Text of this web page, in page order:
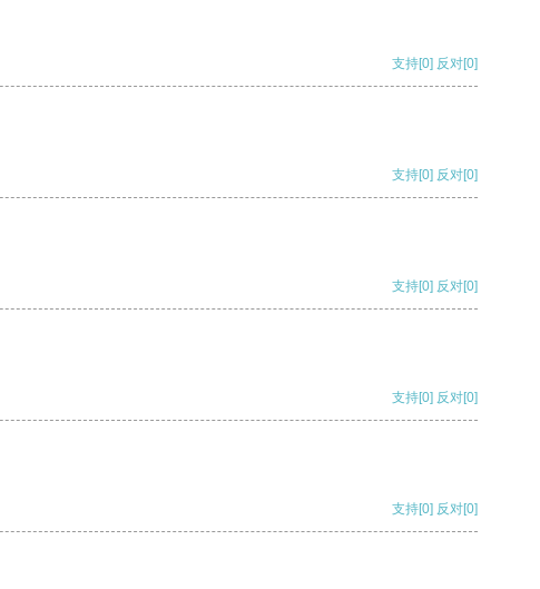
支持[0] 反对[0]
支持[0] 反对[0]
支持[0] 反对[0]
支持[0] 反对[0]
支持[0] 反对[0]